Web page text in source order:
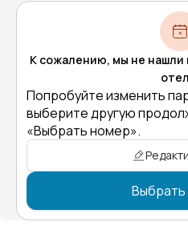
К сожалению, мы не нашли
Попробуйте изменить
выберите другую
«Выбрать номер».